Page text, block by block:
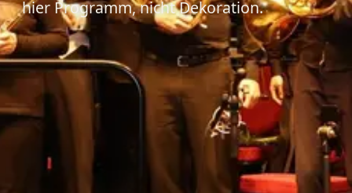
hier Programm, nicht Dekoration.